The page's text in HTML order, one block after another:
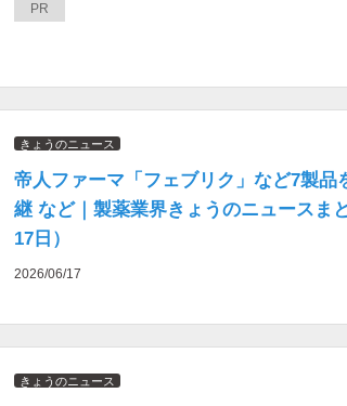
PR
きょうのニュース
帝人ファーマ「フェブリク」など7製品
継 など｜製薬業界きょうのニュースま
17日）
2026/06/17
きょうのニュース